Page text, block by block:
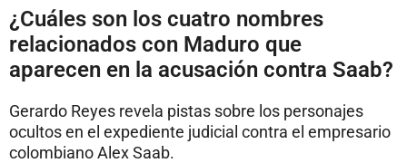
¿Cuáles son los cuatro nombres
relacionados con Maduro que
aparecen en la acusación contra Saab?
Gerardo Reyes revela pistas sobre los personajes
ocultos en el expediente judicial contra el empresario
colombiano Alex Saab.